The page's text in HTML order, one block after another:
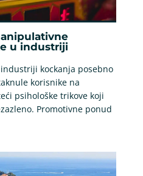
u industriji
kockanja posebno
korisnike na
psihološke trikove koji
Promotivne ponud